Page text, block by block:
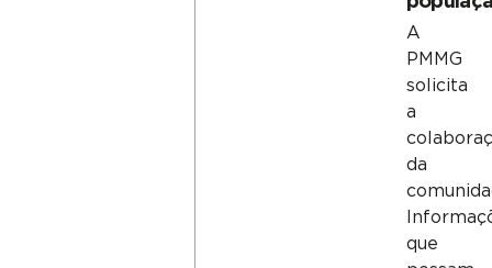
A
PMMG
solicita
a
da
que